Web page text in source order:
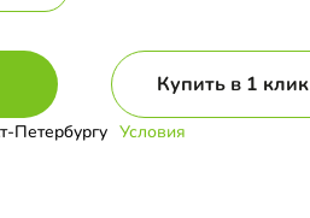
Купить в 1 клик
Петербургу Условия